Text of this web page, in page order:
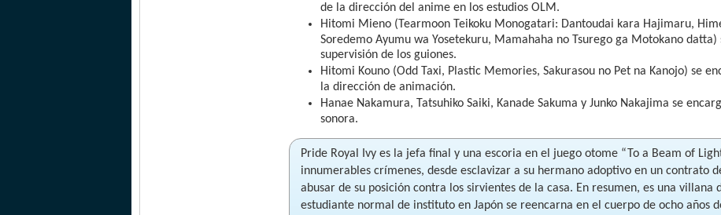
de la dirección del anime en los estudios OLM.
Hitomi Mieno (Tearmoon Teikoku Monogatari: Dantoudai kara Hajimaru,
Soredemo Ayumu wa Yosetekuru, Mamahaha no Tsurego ga Motokano
supervisión de los guiones.
Hitomi Kouno (Odd Taxi, Plastic Memories, Sakurasou no Pet na Kanojo) se
la dirección de animación.
Hanae Nakamura, Tatsuhiko Saiki, Kanade Sakuma y Junko Nakajima se
sonora.
Pride Royal Ivy es la jefa final y una escoria en el juego otome “To a Beam of
innumerables crímenes, desde esclavizar a su hermano adoptivo en un contrato
abusar de su posición contra los sirvientes de la casa. En resumen, es una villana
estudiante normal de instituto en Japón se reencarna en el cuerpo de ocho años